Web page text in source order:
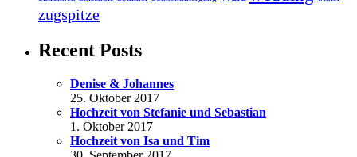
zugspitze
Recent Posts
Denise & Johannes
25. Oktober 2017
Hochzeit von Stefanie und Sebastian
1. Oktober 2017
Hochzeit von Isa und Tim